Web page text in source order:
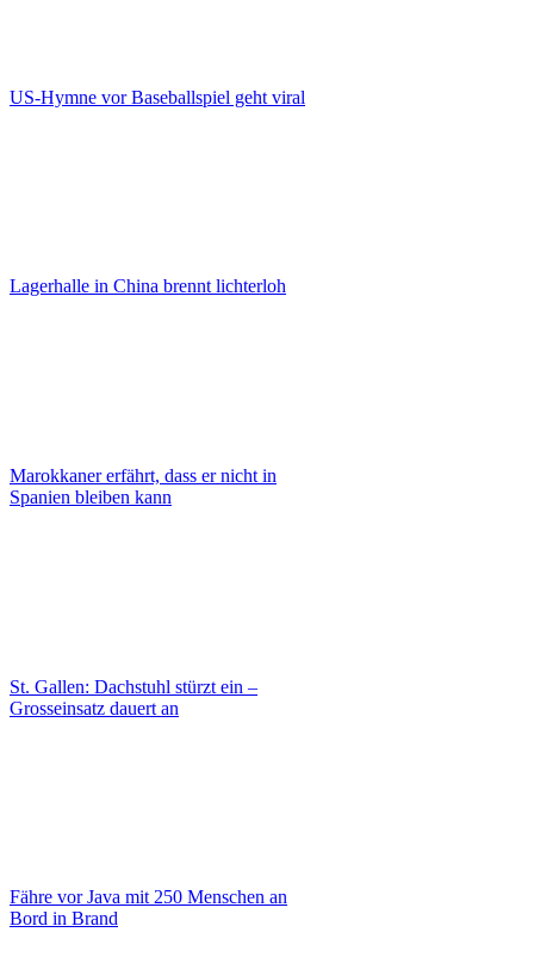
US-Hymne vor Baseballspiel geht viral
Lagerhalle in China brennt lichterloh
Marokkaner erfährt, dass er nicht in
Spanien bleiben kann
St. Gallen: Dachstuhl stürzt ein –
Grosseinsatz dauert an
Fähre vor Java mit 250 Menschen an
Bord in Brand